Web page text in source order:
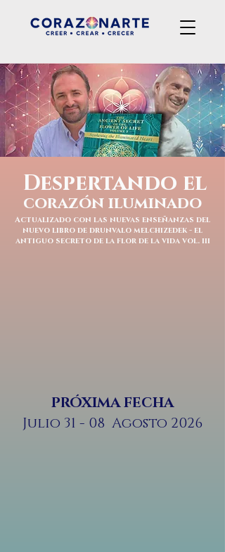
Despertando el
corazón iluminado
Actualizado con las nuevas enseñanzas del
nuevo libro de drunvalo melchizedek - el
antiguo secreto de la flor de la vida vol. iii
PRÓXIMA FECHA
Julio 31 - 08 Agosto 2026